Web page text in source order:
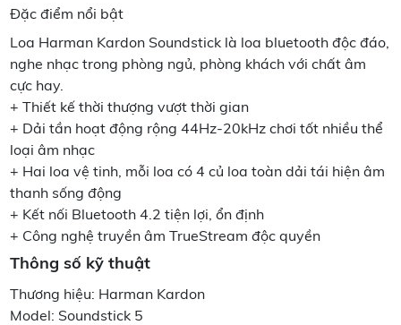
Đặc điểm nổi bật
Loa Harman Kardon Soundstick là loa bluetooth độc đáo,
nghe nhạc trong phòng ngủ, phòng khách với chất âm
cực hay.
+ Thiết kế thời thượng vượt thời gian
+ Dải tần hoạt động rộng 44Hz-20kHz chơi tốt nhiều thể
loại âm nhạc
+ Hai loa vệ tinh, mỗi loa có 4 củ loa toàn dải tái hiện âm
thanh sống động
+ Kết nối Bluetooth 4.2 tiện lợi, ổn định
+ Công nghệ truyền âm TrueStream độc quyền
Thông số kỹ thuật
Thương hiệu: Harman Kardon
Model: Soundstick 5